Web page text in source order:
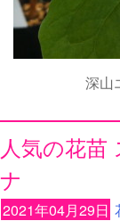
深山
人気の花苗
ナ
2021年04月29日